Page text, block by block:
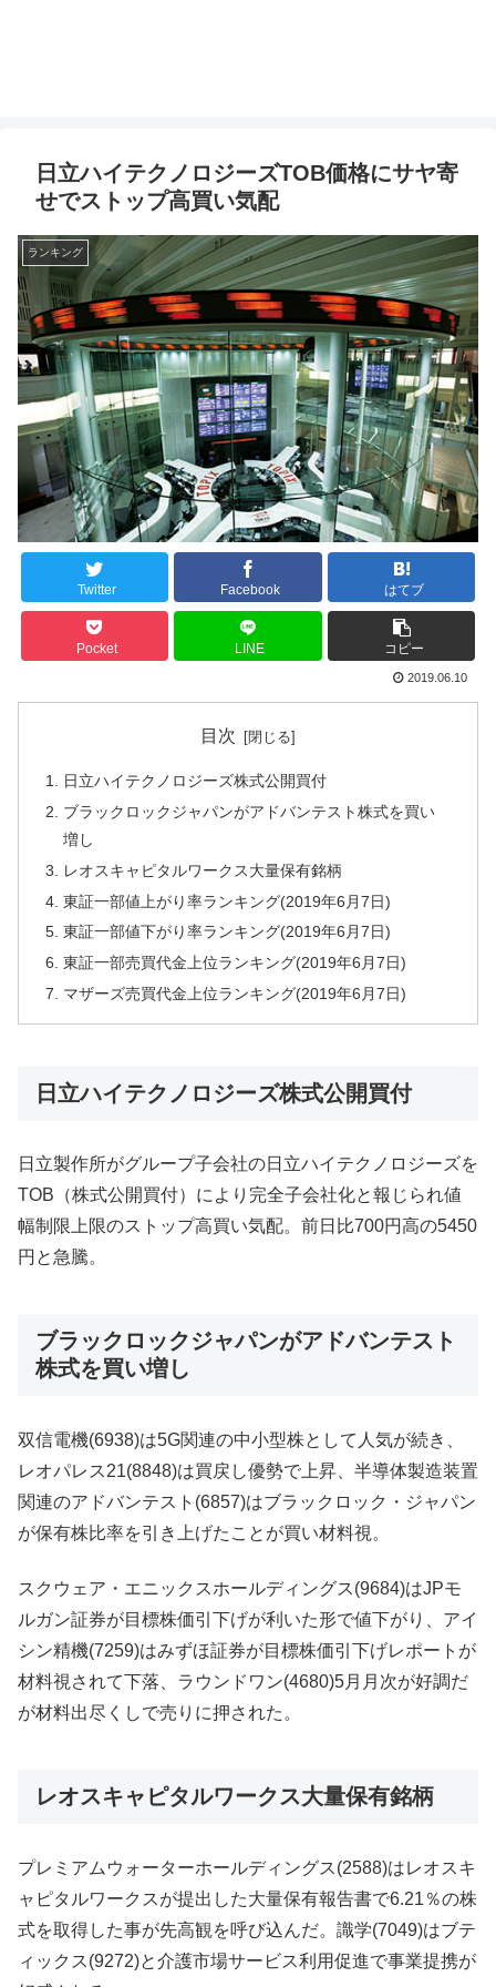
日立ハイテクノロジーズTOB価格にサヤ寄
せでストップ高買い気配
ランキング
Twitter Facebook はてブ
Pocket LINE コピー
2019.06.10
目次
日立ハイテクノロジーズ株式公開買付
ブラックロックジャパンがアドバンテスト株式を買い
増し
レオスキャピタルワークス大量保有銘柄
東証一部値上がり率ランキング(2019年6月7日)
東証一部値下がり率ランキング(2019年6月7日)
東証一部売買代金上位ランキング(2019年6月7日)
マザーズ売買代金上位ランキング(2019年6月7日)
日立ハイテクノロジーズ株式公開買付
日立製作所がグループ子会社の日立ハイテクノロジーズを
TOB（株式公開買付）により完全子会社化と報じられ値
幅制限上限のストップ高買い気配。前日比700円高の5450
円と急騰。
ブラックロックジャパンがアドバンテスト
株式を買い増し
双信電機(6938)は5G関連の中小型株として人気が続き、
レオパレス21(8848)は買戻し優勢で上昇、半導体製造装置
関連のアドバンテスト(6857)はブラックロック・ジャパン
が保有株比率を引き上げたことが買い材料視。
スクウェア・エニックスホールディングス(9684)はJPモ
ルガン証券が目標株価引下げが利いた形で値下がり、アイ
シン精機(7259)はみずほ証券が目標株価引下げレポートが
材料視されて下落、ラウンドワン(4680)5月月次が好調だ
が材料出尽くしで売りに押された。
レオスキャピタルワークス大量保有銘柄
プレミアムウォーターホールディングス(2588)はレオスキ
ャピタルワークスが提出した大量保有報告書で6.21％の株
式を取得した事が先高観を呼び込んだ。識学(7049)はブテ
ィックス(9272)と介護市場サービス利用促進で事業提携が